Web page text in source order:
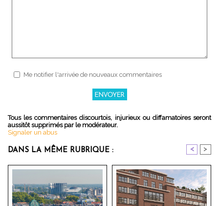
Me notifier l'arrivée de nouveaux commentaires
Tous les commentaires discourtois, injurieux ou diffamatoires seront
aussitôt supprimés par le modérateur.
Signaler un abus
DANS LA MÊME RUBRIQUE : < >